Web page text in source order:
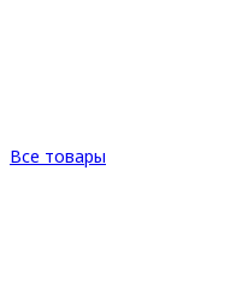
Все товары